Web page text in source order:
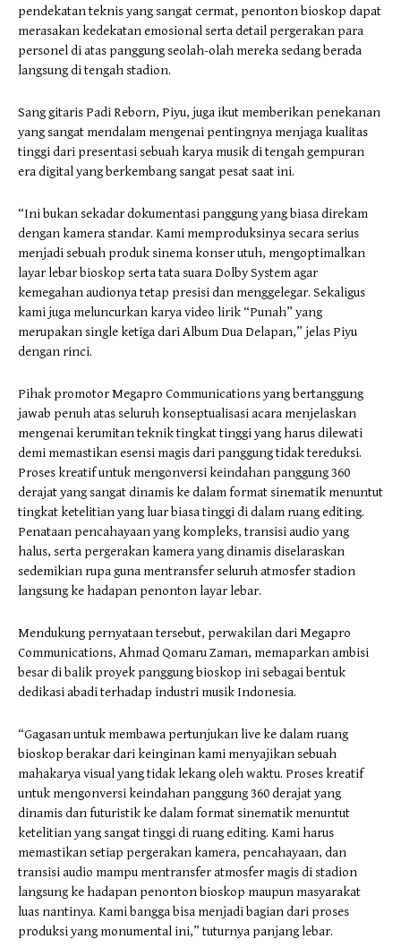
pendekatan teknis yang sangat cermat, penonton bioskop dapat
merasakan kedekatan emosional serta detail pergerakan para
personel di atas panggung seolah-olah mereka sedang berada
langsung di tengah stadion.
​Sang gitaris Padi Reborn, Piyu, juga ikut memberikan penekanan
yang sangat mendalam mengenai pentingnya menjaga kualitas
tinggi dari presentasi sebuah karya musik di tengah gempuran
era digital yang berkembang sangat pesat saat ini.
“Ini bukan sekadar dokumentasi panggung yang biasa direkam
dengan kamera standar. Kami memproduksinya secara serius
menjadi sebuah produk sinema konser utuh, mengoptimalkan
layar lebar bioskop serta tata suara Dolby System agar
kemegahan audionya tetap presisi dan menggelegar. Sekaligus
kami juga meluncurkan karya video lirik “Punah” yang
merupakan single ketiga dari Album Dua Delapan,” jelas Piyu
dengan rinci.
​Pihak promotor Megapro Communications yang bertanggung
jawab penuh atas seluruh konseptualisasi acara menjelaskan
mengenai kerumitan teknik tingkat tinggi yang harus dilewati
demi memastikan esensi magis dari panggung tidak tereduksi.
Proses kreatif untuk mengonversi keindahan panggung 360
derajat yang sangat dinamis ke dalam format sinematik menuntut
tingkat ketelitian yang luar biasa tinggi di dalam ruang editing.
Penataan pencahayaan yang kompleks, transisi audio yang
halus, serta pergerakan kamera yang dinamis diselaraskan
sedemikian rupa guna mentransfer seluruh atmosfer stadion
langsung ke hadapan penonton layar lebar.
​Mendukung pernyataan tersebut, perwakilan dari Megapro
Communications, Ahmad Qomaru Zaman, memaparkan ambisi
besar di balik proyek panggung bioskop ini sebagai bentuk
dedikasi abadi terhadap industri musik Indonesia.
“Gagasan untuk membawa pertunjukan live ke dalam ruang
bioskop berakar dari keinginan kami menyajikan sebuah
mahakarya visual yang tidak lekang oleh waktu. Proses kreatif
untuk mengonversi keindahan panggung 360 derajat yang
dinamis dan futuristik ke dalam format sinematik menuntut
ketelitian yang sangat tinggi di ruang editing. Kami harus
memastikan setiap pergerakan kamera, pencahayaan, dan
transisi audio mampu mentransfer atmosfer magis di stadion
langsung ke hadapan penonton bioskop maupun masyarakat
luas nantinya. Kami bangga bisa menjadi bagian dari proses
produksi yang monumental ini,” tuturnya panjang lebar.